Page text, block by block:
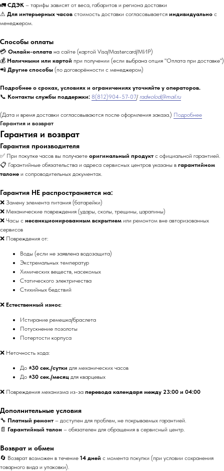
🚛 СДЭК – тарифы зависят от веса, габаритов и региона доставки
⚠ Для интерьерных часов стоимость доставки согласовывается индивидуально с
менеджером.
Способы оплаты
💳 Онлайн-оплата на сайте (картой Visa/Mastercard/МИР)
💰 Наличными или картой при получении (если выбрана опция "Оплата при доставке")
📲 Другие способы (по договорённости с менеджером)
Подробнее о сроках, условиях и ограничениях уточняйте у операторов.
📞 Контакты службы поддержки: 8(812)904-57-07/ radwolod@mail.ru
(Дата и время доставки согласовываются после оформления заказа.) Подробнее
Гарантия и возврат
Гарантия и возврат
Гарантия производителя
✅ При покупке часов вы получаете оригинальный продукт с официальной гарантией.
📋 Гарантийные обязательства и адреса сервисных центров указаны в гарантийном
талоне и сопроводительных документах.
Гарантия НЕ распространяется на:
❌ Замену элемента питания (батарейки)
❌ Механические повреждения (удары, сколы, трещины, царапины)
❌ Часы с несанкционированным вскрытием или ремонтом вне авторизованных
сервисов
❌ Повреждения от:
Воды (если не заявлена водозащита)
Экстремальных температур
Химических веществ, насекомых
Статического электричества
Стихийных бедствий
❌ Естественный износ:
Истирание ремешка/браслета
Потускнение позолоты
Потертости корпуса
❌ Неточность хода:
До ±30 сек./сутки для механических часов
До ±30 сек./месяц для кварцевых
❌ Повреждения механизма из-за перевода календаря между 23:00 и 04:00
Дополнительные условия
🔧 Платный ремонт – доступен для проблем, не покрываемых гарантией.
📄 Гарантийный талон – обязателен для обращения в сервисный центр.
Возврат и обмен
🔄 Возврат возможен в течение 14 дней с момента покупки (при условии сохранения
товарного вида и упаковки).